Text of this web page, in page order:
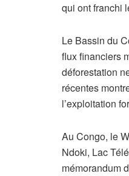
qui ont franchi
Le Bassin du
flux financiers
déforestation
récentes
l’exploitation
Au Congo, le
Ndoki, Lac
mémorandum